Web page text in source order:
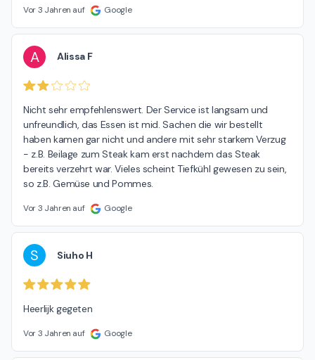
Vor 3 Jahren auf Google
A Alissa F
Nicht sehr empfehlenswert. Der Service ist langsam und
unfreundlich, das Essen ist mid. Sachen die wir bestellt
haben kamen gar nicht und andere mit sehr starkem Verzug
- z.B. Beilage zum Steak kam erst nachdem das Steak
bereits verzehrt war. Vieles scheint Tiefkühl gewesen zu sein,
so z.B. Gemüse und Pommes.
Vor 3 Jahren auf Google
S Siuho H
Heerlijk gegeten
Vor 3 Jahren auf Google